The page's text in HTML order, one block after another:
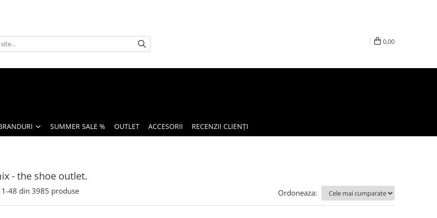
0,00
SUMMER SALE % OUTLET ACCESORII RECENZII CLIENȚI
- the shoe outlet.
1-48 din 3985 produse Ordoneaza: